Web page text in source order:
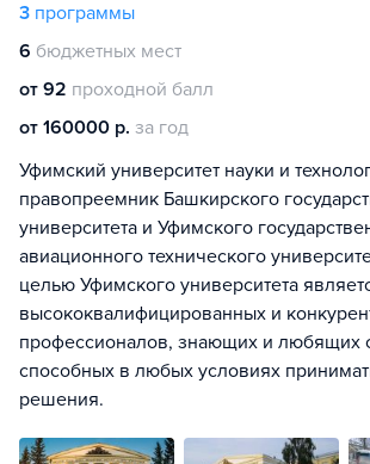
3 программы
6 бюджетных мест
от 92 проходной балл
от 160000 р. за год
Уфимский университет науки и
правопреемник Башкирского
университета и Уфимского
авиационного технического
целью Уфимского университета
высококвалифицированных и
профессионалов, знающих и любящих
способных в любых условиях
решения.